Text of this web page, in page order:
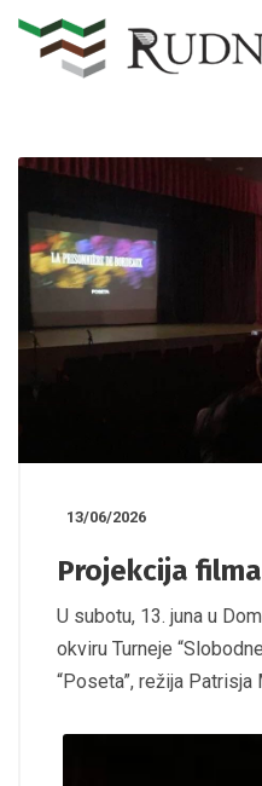
13/06/2026
Projekcija
U subotu, 13. juna u
okviru Turneje
“Poseta”, režija Patrisja